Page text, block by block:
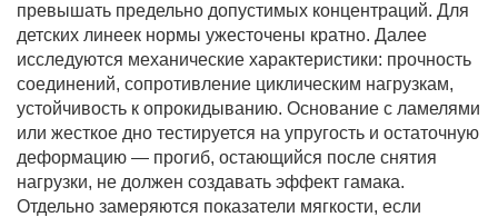
превышать предельно допустимых концентраций. Для
детских линеек нормы ужесточены кратно. Далее
исследуются механические характеристики: прочность
соединений, сопротивление циклическим нагрузкам,
устойчивость к опрокидыванию. Основание с ламелями
или жесткое дно тестируется на упругость и остаточную
деформацию — прогиб, остающийся после снятия
нагрузки, не должен создавать эффект гамака.
Отдельно замеряются показатели мягкости, если